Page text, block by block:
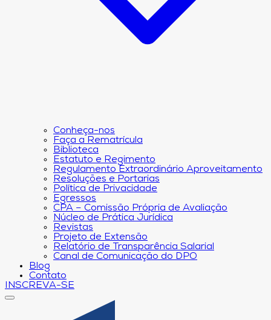
Conheça-nos
Faça a Rematrícula
Biblioteca
Estatuto e Regimento
Regulamento Extraordinário Aproveitamento
Resoluções e Portarias
Política de Privacidade
Egressos
CPA – Comissão Própria de Avaliação
Núcleo de Prática Jurídica
Revistas
Projeto de Extensão
Relatório de Transparência Salarial
Canal de Comunicação do DPO
Blog
Contato
INSCREVA-SE